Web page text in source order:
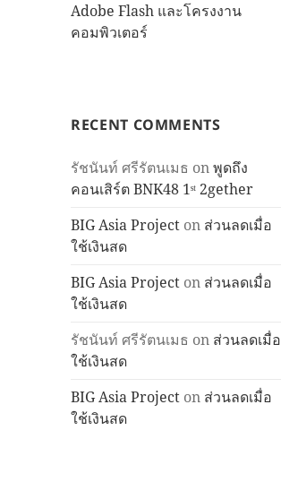
Adobe Flash และโครงงาน
คอมพิวเตอร์
RECENT COMMENTS
รัชนันท์ ศรีรัตนเมธ onพูดถึง
คอนเสิร์ต BNK48 1ˢᵗ 2gether
BIG Asia Project on ส่วนลดเมื่อ
ใช้เงินสด
BIG Asia Project on ส่วนลดเมื่อ
ใช้เงินสด
รัชนันท์ ศรีรัตนเมธ on ส่วนลดเมื่อ
ใช้เงินสด
BIG Asia Project on ส่วนลดเมื่อ
ใช้เงินสด